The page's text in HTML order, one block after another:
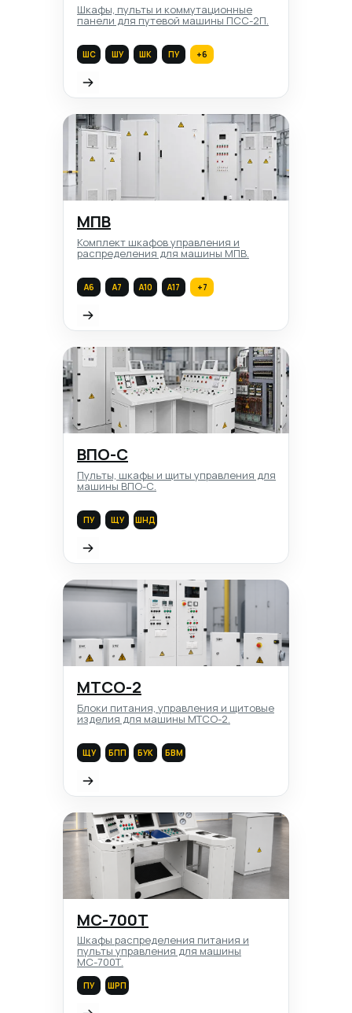
Шкафы, пульты и коммутационные
панели для путевой машины ПСС-2П.
ШС ШУ ШК ПУ +6
МС-700Т
Шкафы распределения питания и
пульты управления для машины
МС-700Т.
ПУ ШРП
МТСО-2
Блоки питания, управления и щитовые
изделия для машины МТСО-2.
ЩУ БПП БУК БВМ
ВПО-С
Пульты, шкафы и щиты управления для
машины ВПО-С.
ПУ ЩУ ШНД
МПВ
Комплект шкафов управления и
распределения для машины МПВ.
A6 A7 A10 A17 +7